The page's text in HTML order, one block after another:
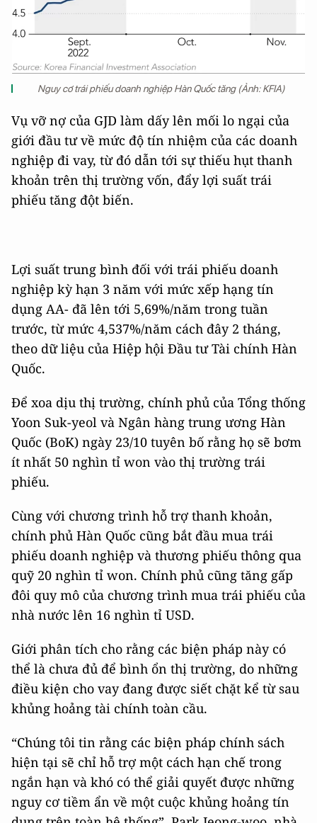
Nguy cơ trái phiếu doanh nghiệp Hàn Quốc tăng (Ảnh: KFIA)
Vụ vỡ nợ của GJD làm dấy lên mối lo ngại của
giới đầu tư về mức độ tín nhiệm của các doanh
nghiệp đi vay, từ đó dẫn tới sự thiếu hụt thanh
khoản trên thị trường vốn, đẩy lợi suất trái
phiếu tăng đột biến.
Lợi suất trung bình đối với trái phiếu doanh
nghiệp kỳ hạn 3 năm với mức xếp hạng tín
dụng AA- đã lên tới 5,69%/năm trong tuần
trước, từ mức 4,537%/năm cách đây 2 tháng,
theo dữ liệu của Hiệp hội Đầu tư Tài chính Hàn
Quốc.
Để xoa dịu thị trường, chính phủ của Tổng thống
Yoon Suk-yeol và Ngân hàng trung ương Hàn
Quốc (BoK) ngày 23/10 tuyên bố rằng họ sẽ bơm
ít nhất 50 nghìn tỉ won vào thị trường trái
phiếu.
Cùng với chương trình hỗ trợ thanh khoản,
chính phủ Hàn Quốc cũng bắt đầu mua trái
phiếu doanh nghiệp và thương phiếu thông qua
quỹ 20 nghìn tỉ won. Chính phủ cũng tăng gấp
đôi quy mô của chương trình mua trái phiếu của
nhà nước lên 16 nghìn tỉ USD.
Giới phân tích cho rằng các biện pháp này có
thể là chưa đủ để bình ổn thị trường, do những
điều kiện cho vay đang được siết chặt kể từ sau
khủng hoảng tài chính toàn cầu.
“Chúng tôi tin rằng các biện pháp chính sách
hiện tại sẽ chỉ hỗ trợ một cách hạn chế trong
ngắn hạn và khó có thể giải quyết được những
nguy cơ tiềm ẩn về một cuộc khủng hoảng tín